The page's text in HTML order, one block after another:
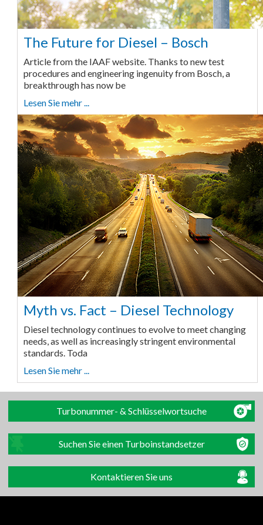
The Future for Diesel – Bosch
Article from the IAAF website. Thanks to new test
procedures and engineering ingenuity from Bosch, a
breakthrough has now be
Lesen Sie mehr ...
Myth vs. Fact – Diesel Technology
Diesel technology continues to evolve to meet changing
needs, as well as increasingly stringent environmental
standards. Toda
Lesen Sie mehr ...
Turbonummer- & Schlüsselwortsuche
Suchen Sie einen Turboinstandsetzer
Kontaktieren Sie uns